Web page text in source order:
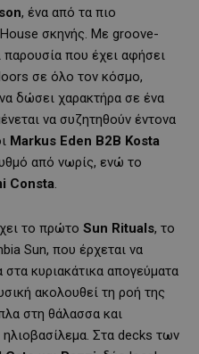
, ένα από τα πιο
σκηνής. Με groove-
που έχει αφήσει
σε όλο τον κόσμο,
δώσει χαρακτήρα σε ένα
να συζητηθούν έντονα
Markus Eden B2B Kosta
από νωρίς, ενώ το
Consta.
το πρώτο Sun Rituals, το
Sun, που έρχεται να
κυριακάτικα απογεύματα
ακολουθεί τη ροή της
στη θάλασσα και
Στα decks των